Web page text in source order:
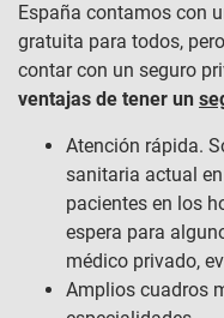
España contamos con
gratuita para todos,
contar con un seguro
ventajas de tener un
Atención rápida.
sanitaria actual
pacientes en los
espera para
médico privado,
Amplios cuadros